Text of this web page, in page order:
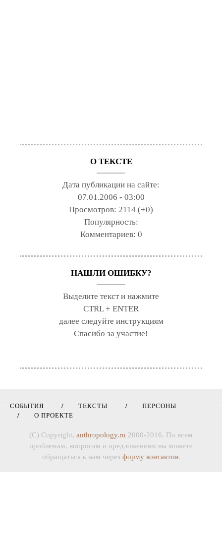
О ТЕКСТЕ
Дата публикации на сайте:
07.01.2006 - 03:00
Просмотров: 2114 (+0)
Популярность:
Комментариев: 0
НАШЛИ ОШИБКУ?
Выделите текст и нажмите
CTRL + ENTER
далее следуйте инструкциям
Спасибо за участие!
СОБЫТИЯ ТЕКСТЫ
ПЕРСОНЫ
О ПРОЕКТЕ
(C) Copyright, anthropology.ru 2000-2016. По всем
проблемам, вопросам и предложениям вы можете
обращаться к нам через форму контактов.